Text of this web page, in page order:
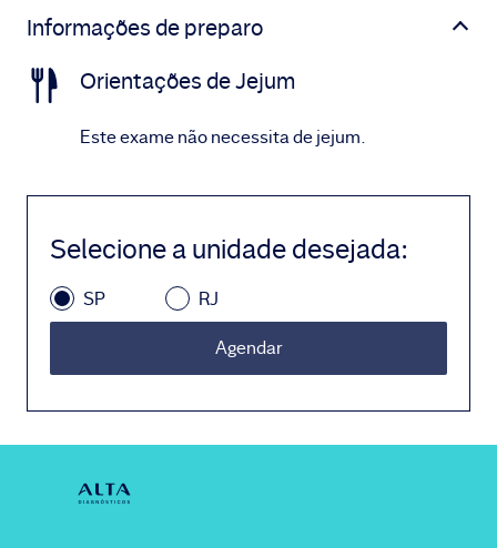
Informações de preparo
Orientações de Jejum
Este exame não necessita de jejum.
Selecione a unidade desejada:
SP RJ
Agendar